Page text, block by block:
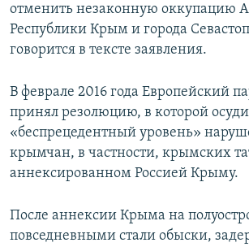
отменить незаконную оккупацию
Республики Крым и города
говорится в тексте заявления.
В феврале 2016 года Европейский
принял резолюцию, в которой
«беспрецедентный уровень»
крымчан, в частности, крымских
аннексированном Россией Крыму.
После аннексии Крыма на
повседневными стали обыски,